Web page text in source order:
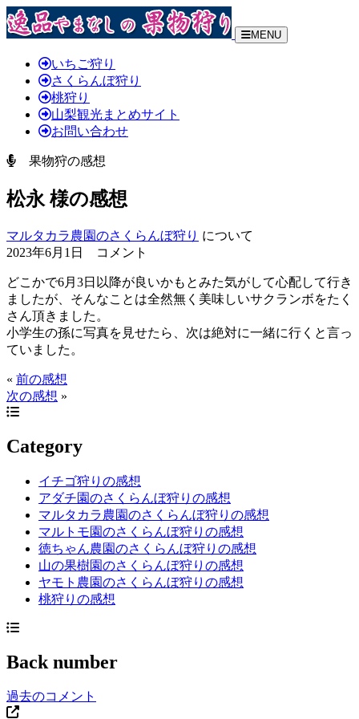
MENU
いちご狩り
さくらんぼ狩り
桃狩り
山梨観光まとめサイト
お問い合わせ
果物狩の感想
松永 様の感想
マルタカラ農園のさくらんぼ狩り について
2023年6月1日 コメント
どこかで6月3日以降が良いかもとみた気がして心配して行き
ましたが、そんなことは全然無く 美味しいサクランボをたく
さん頂きました。
小学生の孫に写真を見せたら、次は絶対に一緒に行くと言っ
ていました。
« 前の感想
次の感想 »
Category
イチゴ狩りの感想
アダチ園のさくらんぼ狩りの感想
マルタカラ農園のさくらんぼ狩りの感想
マルトモ園のさくらんぼ狩りの感想
徳ちゃん農園のさくらんぼ狩りの感想
山の果樹園のさくらんぼ狩りの感想
ヤモト農園のさくらんぼ狩りの感想
桃狩りの感想
Back number
過去のコメント